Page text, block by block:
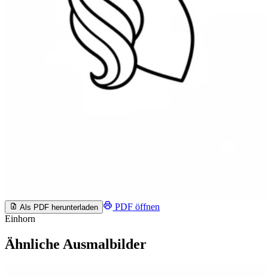
Als PDF herunterladen
PDF öffnen
Einhorn
Ähnliche Ausmalbilder